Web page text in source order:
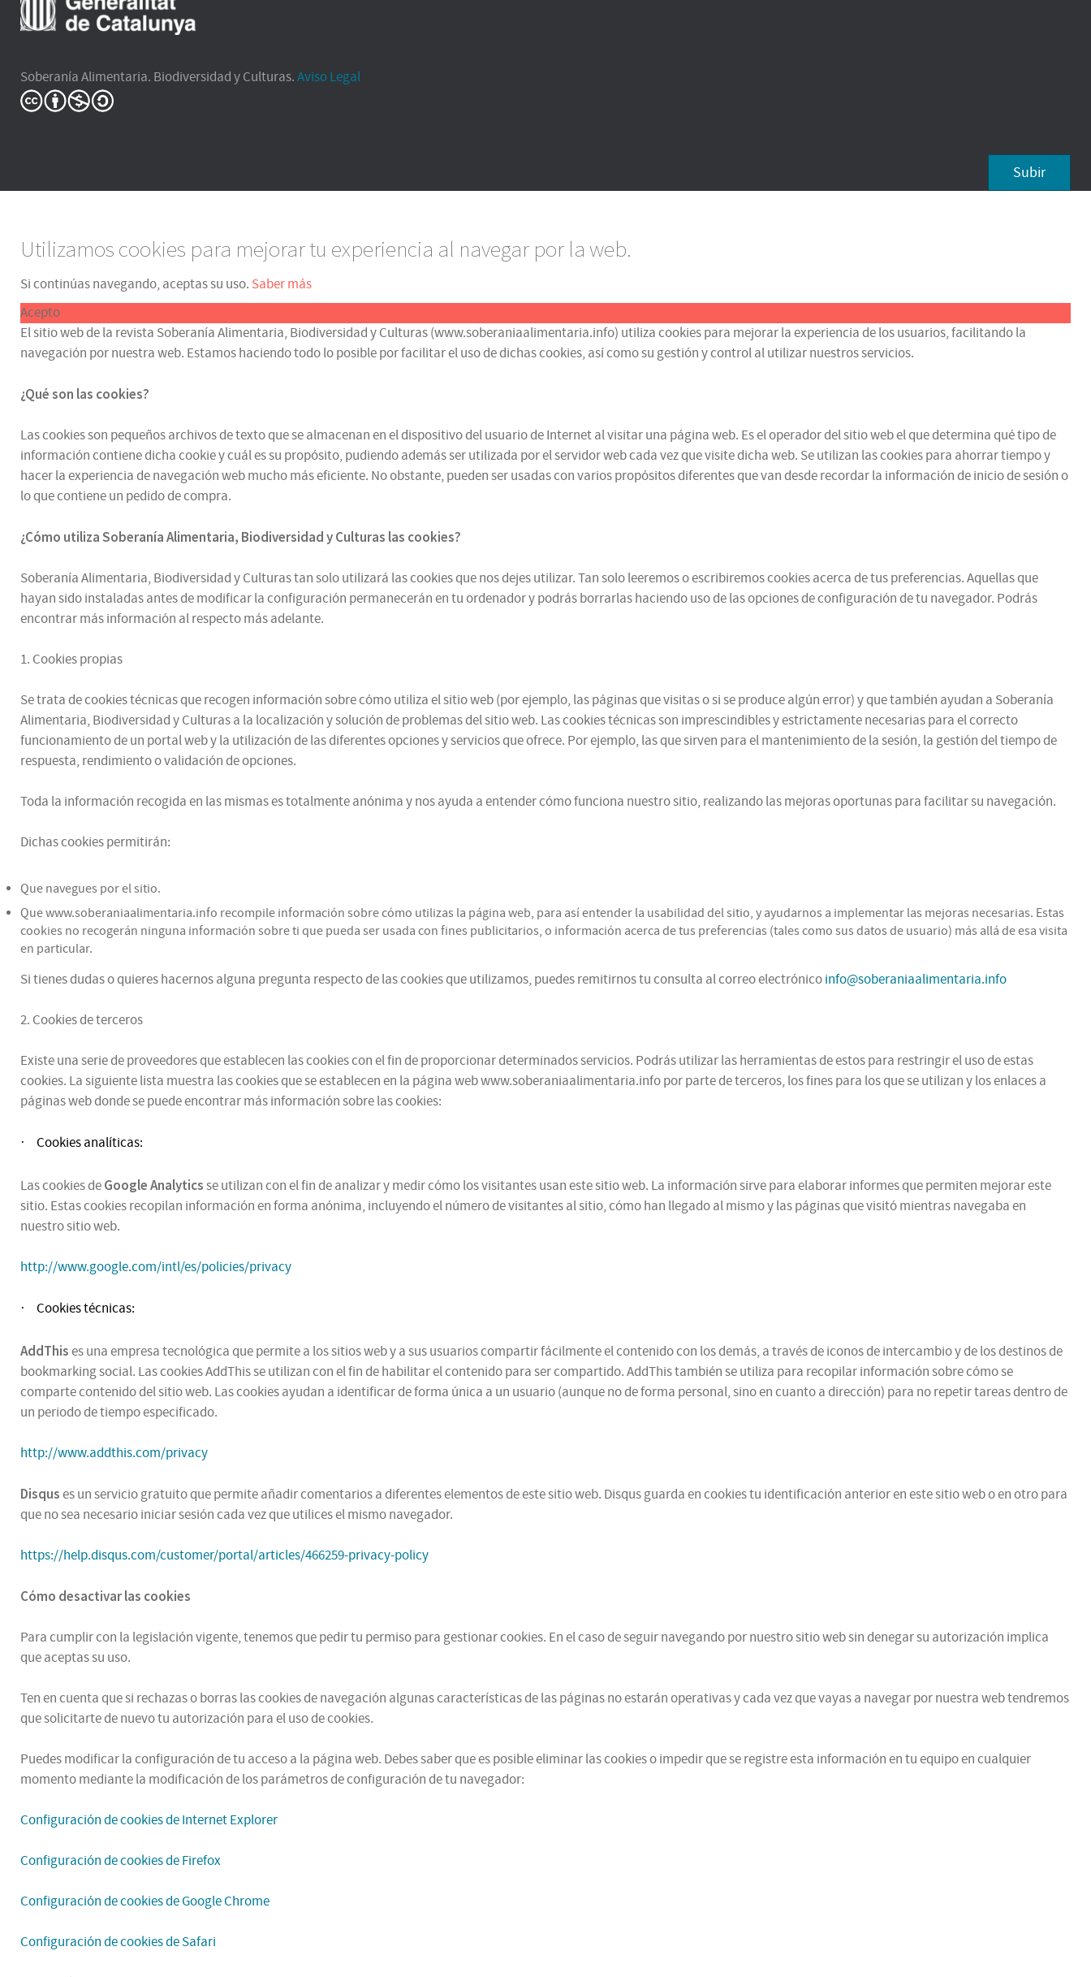
Soberanía Alimentaria. Biodiversidad y Culturas.Aviso Legal
Subir
Utilizamos cookies para mejorar tu experiencia al navegar por la web.
Si continúas navegando, aceptas su uso. Saber más
Acepto
El sitio web de la revista Soberanía Alimentaria, Biodiversidad y Culturas (www.soberaniaalimentaria.info) utiliza cookies para mejorar la experiencia de los usuarios, facilitando la
navegación por nuestra web. Estamos haciendo todo lo posible por facilitar el uso de dichas cookies, así como su gestión y control al utilizar nuestros servicios.
¿Qué son las cookies?
Las cookies son pequeños archivos de texto que se almacenan en el dispositivo del usuario de Internet al visitar una página web. Es el operador del sitio web el que determina qué tipo de
información contiene dicha cookie y cuál es su propósito, pudiendo además ser utilizada por el servidor web cada vez que visite dicha web. Se utilizan las cookies para ahorrar tiempo y
hacer la experiencia de navegación web mucho más eficiente. No obstante, pueden ser usadas con varios propósitos diferentes que van desde recordar la información de inicio de sesión o
lo que contiene un pedido de compra.
¿Cómo utilizaSoberanía Alimentaria, Biodiversidad y Culturas las cookies?
Soberanía Alimentaria, Biodiversidad y Culturas tan solo utilizará las cookies que nos dejes utilizar. Tan solo leeremos o escribiremos cookies acerca de tus preferencias. Aquellas que
hayan sido instaladas antes de modificar la configuración permanecerán en tu ordenador y podrás borrarlas haciendo uso de las opciones de configuración de tu navegador. Podrás
encontrar más información al respecto más adelante.
1. Cookies propias
Se trata de cookies técnicas que recogen información sobre cómo utiliza el sitio web (por ejemplo, las páginas que visitas o si se produce algún error) y que también ayudan a Soberanía
Alimentaria, Biodiversidad y Culturas a la localización y solución de problemas del sitio web. Las cookies técnicas son imprescindibles y estrictamente necesarias para el correcto
funcionamiento de un portal web y la utilización de las diferentes opciones y servicios que ofrece. Por ejemplo, las que sirven para el mantenimiento de la sesión, la gestión del tiempo de
respuesta, rendimiento o validación de opciones.
Toda la información recogida en las mismas es totalmente anónima y nos ayuda a entender cómo funciona nuestro sitio, realizando las mejoras oportunas para facilitar su navegación.
Dichas cookies permitirán:
Que navegues por el sitio.
Que www.soberaniaalimentaria.info recompile información sobre cómo utilizas la página web, para así entender la usabilidad del sitio, y ayudarnos a implementar las mejoras necesarias. Estas
cookies no recogerán ninguna información sobre ti que pueda ser usada con fines publicitarios, o información acerca de tus preferencias (tales como sus datos de usuario) más allá de esa visita
en particular.
Si tienes dudas o quieres hacernos alguna pregunta respecto de las cookies que utilizamos, puedes remitirnos tu consulta al correo electrónicoinfo@soberaniaalimentaria.info
2. Cookies de terceros
Existe una serie de proveedores que establecen las cookies con el fin de proporcionar determinados servicios. Podrás utilizar las herramientas de estos para restringir el uso de estas
cookies. La siguiente lista muestra las cookies que se establecen en la página web www.soberaniaalimentaria.info por parte de terceros, los fines para los que se utilizan y los enlaces a
páginas web donde se puede encontrar más información sobre las cookies:
· Cookies analíticas:
Las cookies deGoogle Analyticsse utilizan con el fin de analizar y medir cómo los visitantes usan este sitio web. La información sirve para elaborar informes que permiten mejorar este
sitio. Estas cookies recopilan información en forma anónima, incluyendo el número de visitantes al sitio, cómo han llegado al mismo y las páginas que visitó mientras navegaba en
nuestro sitio web.
http://www.google.com/intl/es/policies/privacy
· Cookies técnicas:
AddThises una empresa tecnológica que permite a los sitios web y a sus usuarios compartir fácilmente el contenido con los demás, a través de iconos de intercambio y de los destinos de
bookmarking social. Las cookies AddThis se utilizan con el fin de habilitar el contenido para ser compartido. AddThis también se utiliza para recopilar información sobre cómo se
comparte contenido del sitio web. Las cookies ayudan a identificar de forma única a un usuario (aunque no de forma personal, sino en cuanto a dirección) para no repetir tareas dentro de
un periodo de tiempo especificado.
http://www.addthis.com/privacy
Disquses un servicio gratuito que permite añadir comentarios a diferentes elementos de este sitio web. Disqus guarda en cookies tu identificación anterior en este sitio web o en otro para
que no sea necesario iniciar sesión cada vez que utilices el mismo navegador.
https://help.disqus.com/customer/portal/articles/466259-privacy-policy
Cómo desactivar las cookies
Para cumplir con la legislación vigente, tenemos que pedir tu permiso para gestionar cookies. En el caso de seguir navegando por nuestro sitio web sin denegar su autorización implica
que aceptas su uso.
Ten en cuenta que si rechazas o borras las cookies de navegación algunas características de las páginas no estarán operativas y cada vez que vayas a navegar por nuestra web tendremos
que solicitarte de nuevo tu autorización para el uso de cookies.
Puedes modificar la configuración de tu acceso a la página web. Debes saber que es posible eliminar las cookies o impedir que se registre esta información en tu equipo en cualquier
momento mediante la modificación de los parámetros de configuración de tu navegador:
Configuración de cookies de Internet Explorer
Configuración de cookies de Firefox
Configuración de cookies de Google Chrome
Configuración de cookies de Safari